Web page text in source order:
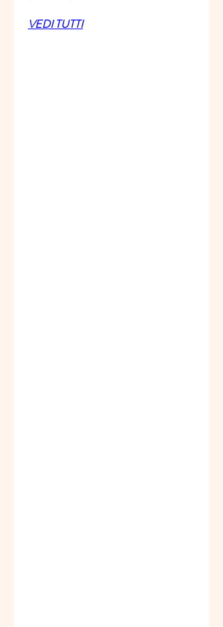
VEDI TUTTI